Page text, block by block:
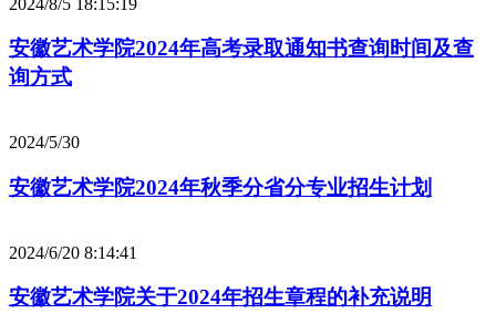
安徽艺术学院2024年高考录取通知书查询时间及查
询方式
2024/5/30
安徽艺术学院2024年秋季分省分专业招生计划
2024/6/20 8:14:41
安徽艺术学院关于2024年招生章程的补充说明